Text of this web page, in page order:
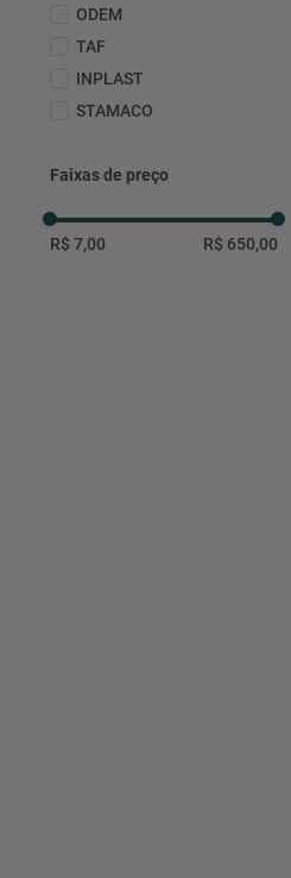
ODEM
TAF
INPLAST
STAMACO
Faixas de preço
R$ 7,00 R$ 650,00